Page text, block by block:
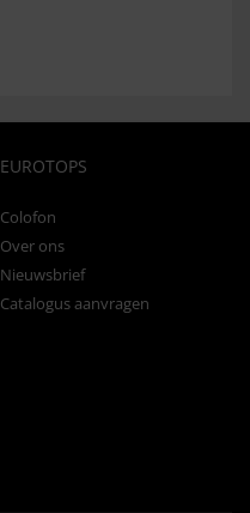
EUROTOPS
Colofon
Over ons
Nieuwsbrief
Catalogus aanvragen